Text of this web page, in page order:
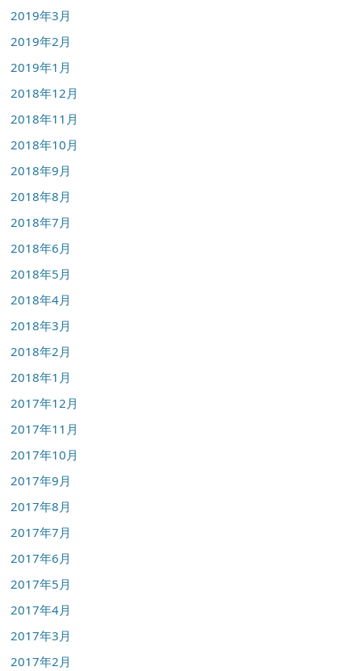
2019年3月
2019年2月
2019年1月
2018年12月
2018年11月
2018年10月
2018年9月
2018年8月
2018年7月
2018年6月
2018年5月
2018年4月
2018年3月
2018年2月
2018年1月
2017年12月
2017年11月
2017年10月
2017年9月
2017年8月
2017年7月
2017年6月
2017年5月
2017年4月
2017年3月
2017年2月